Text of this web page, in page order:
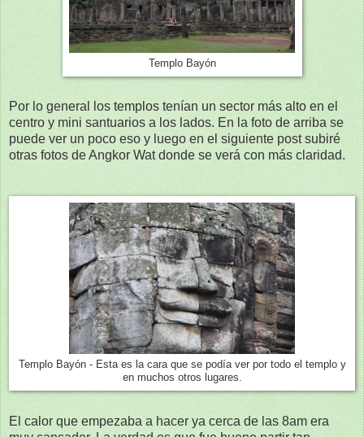
Templo Bayón
Por lo general los templos tenían un sector más alto en el
centro y mini santuarios a los lados. En la foto de arriba se
puede ver un poco eso y luego en el siguiente post subiré
otras fotos de Angkor Wat donde se verá con más claridad.
Templo Bayón - Esta es la cara que se podía ver por todo el templo y
en muchos otros lugares.
El calor que empezaba a hacer ya cerca de las 8am era